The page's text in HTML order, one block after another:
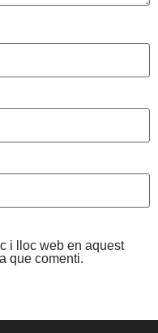
i lloc web en aquest
que comenti.